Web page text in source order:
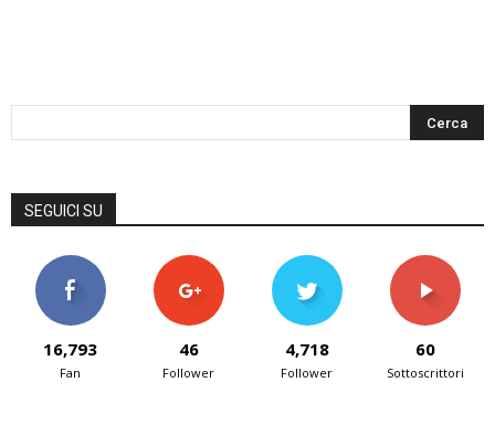
SEGUICI SU
16,793
Fan
46
Follower
4,718
Follower
60
Sottoscrittori